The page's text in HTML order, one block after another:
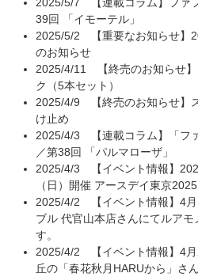
39回 「イモーテル」
2025/5/2
【重要なお知らせ
のお知らせ
2025/4/11
【終売のお知らせ
ク（5本セット）
2025/4/9
【終売のお知らせ
け止め
2025/4/3
【連載コラム】「
／第38回 「パルマローザ」
2025/4/3
【イベント情報】
（日）開催 アースデイ東京
2025/4/2
【イベント情報】4
ブル 代官山本店さんにてルア
す。
2025/4/2
【イベント情報】4
丘の「春花秋月HARUから」さ